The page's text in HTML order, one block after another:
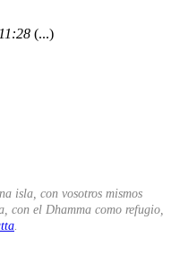
(...)
isla, con vosotros mismos
con el Dhamma como refugio,
.